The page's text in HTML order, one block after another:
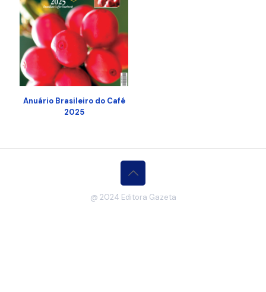
Anuário Brasileiro do Café
2025
@ 2024 Editora Gazeta